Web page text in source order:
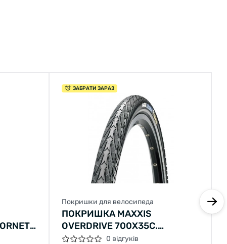
622)
ЗАБРАТИ ЗАРАЗ
Покришки для велосипеда
ПОКРИШКА MAXXIS
OVERDRIVE 700X35C.
MAXXPROTECT 27TPI. 70A
0 відгуків